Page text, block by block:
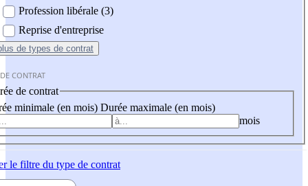
Profession libérale (3)
Reprise d'entreprise
de types de contrat
CONTRAT
de contrat
minimale (en mois) Durée maximale (en mois)
mois
le filtre du type de contrat